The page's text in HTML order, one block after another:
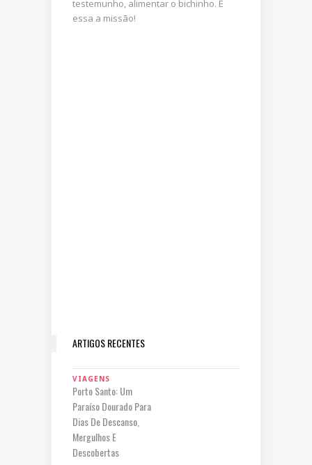
testemunho, alimentar o bichinho. É
essa a missão!
ARTIGOS RECENTES
VIAGENS
Porto Santo: Um
Paraíso Dourado Para
Dias De Descanso,
Mergulhos E
Descobertas